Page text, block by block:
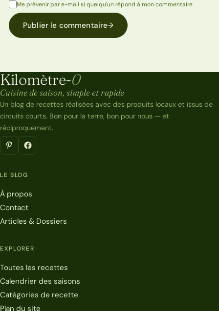
Me prévenir par e-mail si quelqu'un répond à mon commentaire
Publier le commentaire→
Kilomètre-0
Kilomètre-0
Cuisine de saison, simple et rapide
Un blog de recettes réalisées avec des produits locaux et issus de
circuits courts. Bon pour la terre, bon pour nous — et
réciproquement.
LE BLOG
À propos
Contact
Articles & Dossiers
EXPLORER
Toutes les recettes
Calendrier des saisons
Catégories de recette
Plan du site